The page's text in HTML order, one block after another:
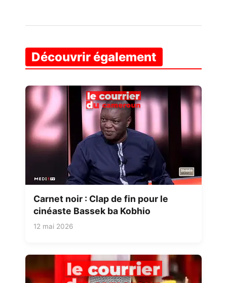
Découvrir également
Carnet noir : Clap de fin pour le
cinéaste Bassek ba Kobhio
12 mai 2026